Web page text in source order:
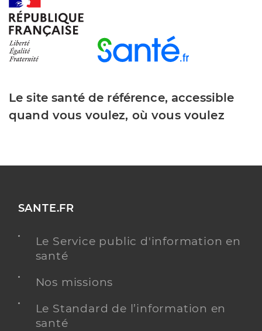
Le site santé de référence, accessible
quand vous voulez, où vous voulez
SANTE.FR
Le Service public d'information en
santé
Nos missions
Le Standard de l’information en
santé